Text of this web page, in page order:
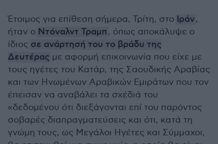
Έτοιμος για επίθεση σήμερα, Τρίτη, στο Ιράν,
ήταν ο Ντόναλντ Τραμπ , όπως αποκάλυψε ο
ίδιος σε ανάρτησή του το βράδυ της
Δευτέρας με αφορμή επικοινωνία που είχε με
τους ηγέτες του Κατάρ, της Σαουδικής Αραβίας
και των Ηνωμένων Αραβικών Εμιράτων που τον
έπεισαν να αναβάλει τα σχέδιά του
«δεδομένου ότι διεξάγονται επί του παρόντος
σοβαρές διαπραγματεύσεις και ότι, κατά τη
γνώμη τους, ως Μεγάλοι Ηγέτες και Σύμμαχοι,